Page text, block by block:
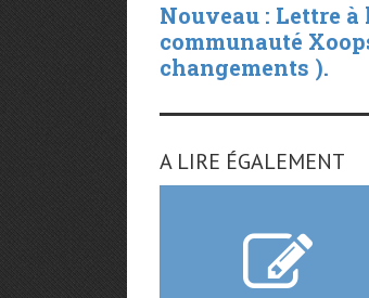
Nouveau : Lettre à
communauté
changements ).
A LIRE ÉGALEMENT